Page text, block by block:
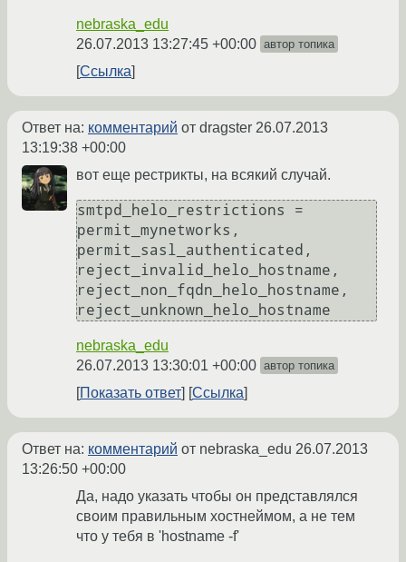
nebraska_edu
26.07.2013 13:27:45 +00:00 автор топика
Ссылка
Ответ на: комментарий от dragster 26.07.2013
13:19:38 +00:00
вот еще рестрикты, на всякий случай.
smtpd_helo_restrictions =
permit_mynetworks,
permit_sasl_authenticated,
reject_invalid_helo_hostname,
reject_non_fqdn_helo_hostname,
reject_unknown_helo_hostname
nebraska_edu
26.07.2013 13:30:01 +00:00 автор топика
Показать ответ Ссылка
Ответ на: комментарий от nebraska_edu 26.07.2013
13:26:50 +00:00
Да, надо указать чтобы он представлялся
своим правильным хостнеймом, а не тем
что у тебя в 'hostname -f'